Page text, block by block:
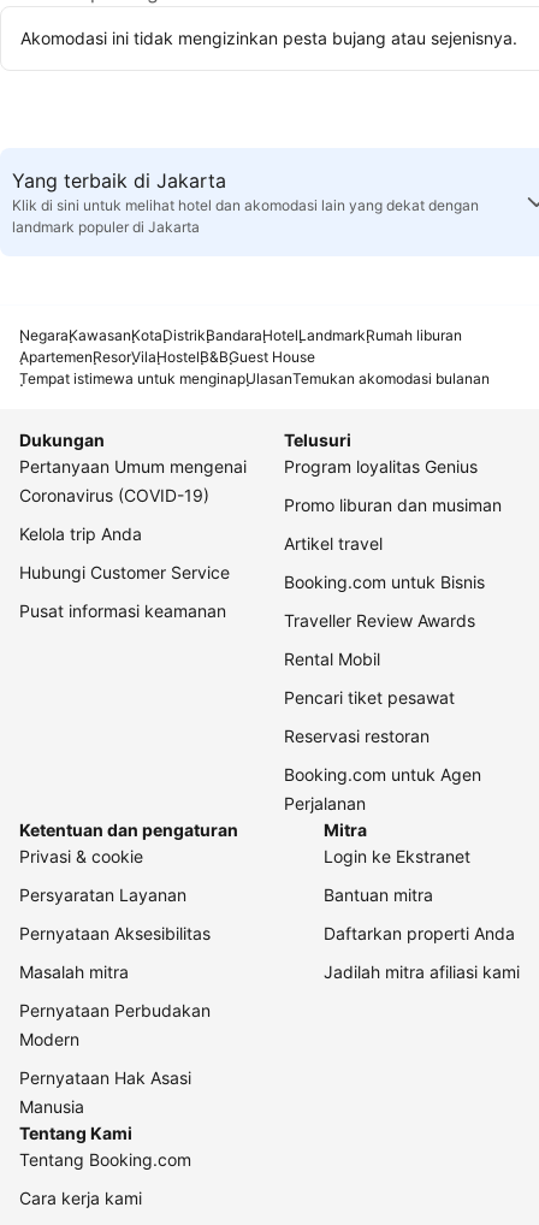
Akomodasi ini tidak mengizinkan pesta bujang atau sejenisnya.
Yang terbaik di Jakarta
Klik di sini untuk melihat hotel dan akomodasi lain yang dekat dengan
landmark populer di Jakarta
NegaraKawasanKotaDistrikBandaraHotelLandmarkRumah liburan
ApartemenResorVilaHostelB&BGuest House
Tempat istimewa untuk menginapUlasanTemukan akomodasi bulanan
Dukungan
Pertanyaan Umum mengenai
Coronavirus (COVID-19)
Kelola trip Anda
Hubungi Customer Service
Pusat informasi keamanan
Telusuri
Program loyalitas Genius
Promo liburan dan musiman
Artikel travel
Booking.com untuk Bisnis
Traveller Review Awards
Rental Mobil
Pencari tiket pesawat
Reservasi restoran
Booking.com untuk Agen
Perjalanan
Ketentuan dan pengaturan
Privasi & cookie
Persyaratan Layanan
Pernyataan Aksesibilitas
Masalah mitra
Pernyataan Perbudakan
Modern
Pernyataan Hak Asasi
Manusia
Mitra
Login ke Ekstranet
Bantuan mitra
Daftarkan properti Anda
Jadilah mitra afiliasi kami
Tentang Kami
Tentang Booking.com
Cara kerja kami